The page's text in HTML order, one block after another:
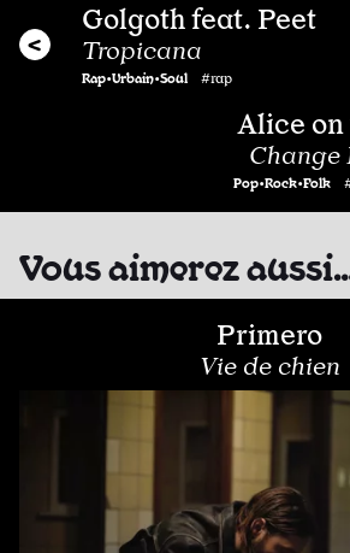
Golgoth feat. Peet
Tropicana
Rap•Urbain•Soul #rap
Alice on
Change
Pop•Rock•Folk
Vous aimerez
Primero
Vie de chien